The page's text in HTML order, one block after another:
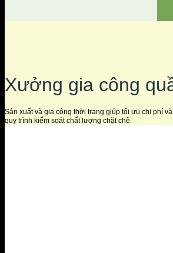
Xưởng gia công
Sản xuất và gia công thời trang giúp tối ưu chi phí
quy trình kiểm soát chất lượng chặt chẽ.